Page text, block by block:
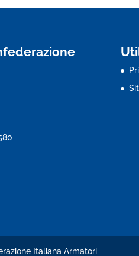
Italiana Armatori